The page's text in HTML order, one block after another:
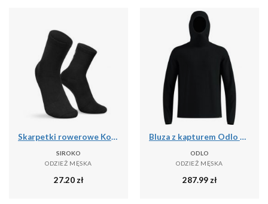
Skarpetki rowerowe Kolarstwo Siroko Core Lofoten
SIROKO
ODZIEŻ MĘSKA
27.20 zł
Bluza z kapturem Odlo Mid layer hoody CUBIC
ODLO
ODZIEŻ MĘSKA
287.99 zł